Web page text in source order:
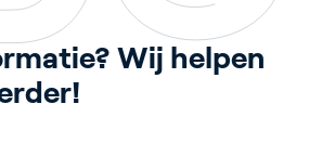
Wij helpen